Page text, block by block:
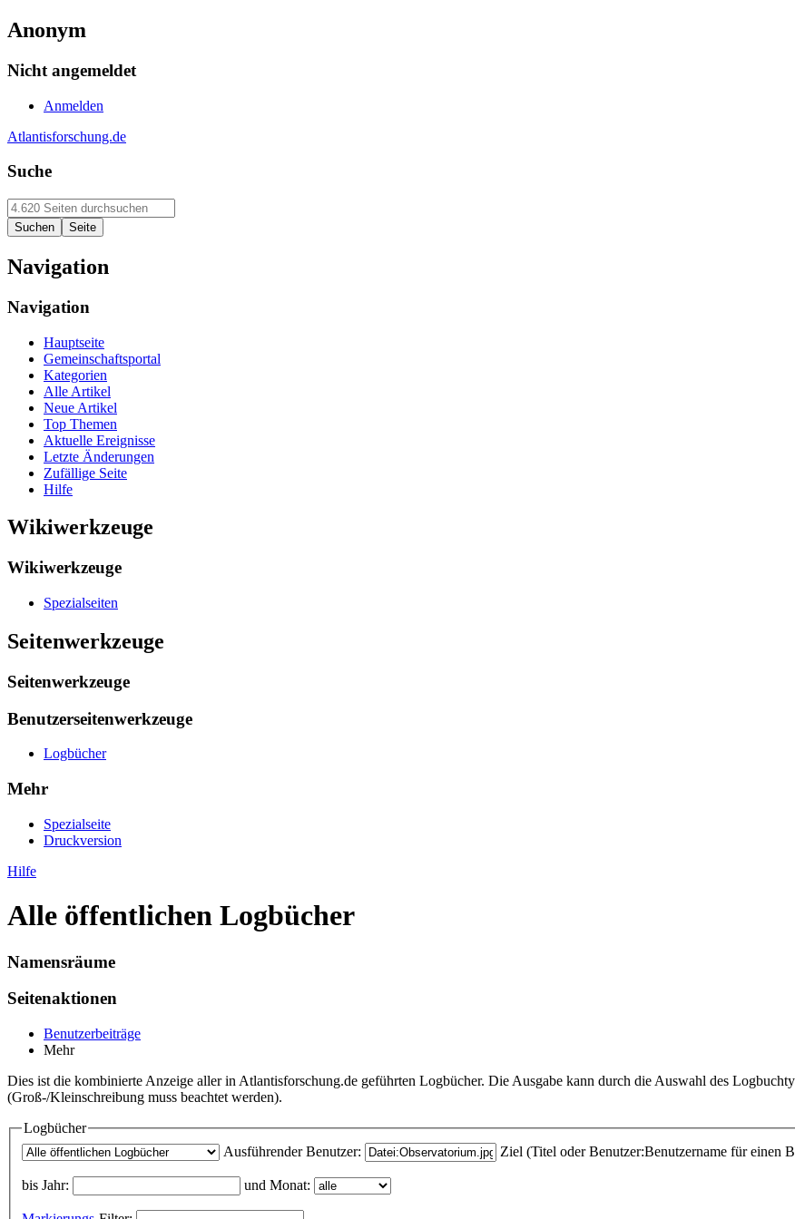
Anonym
Nicht angemeldet
Anmelden
Atlantisforschung.de
Suche
Navigation
Navigation
Hauptseite
Gemeinschaftsportal
Kategorien
Alle Artikel
Neue Artikel
Top Themen
Aktuelle Ereignisse
Letzte Änderungen
Zufällige Seite
Hilfe
Wikiwerkzeuge
Wikiwerkzeuge
Spezialseiten
Seitenwerkzeuge
Seitenwerkzeuge
Benutzerseitenwerkzeuge
Logbücher
Mehr
Spezialseite
Druckversion
Hilfe
Alle öffentlichen Logbücher
Namensräume
Seitenaktionen
Benutzerbeiträge
Mehr
Dies ist die kombinierte Anzeige aller in Atlantisforschung.de geführten Logbücher. Die Ausgabe kann durch die Auswahl des
(Groß-/Kleinschreibung muss beachtet werden).
Logbücher
Ausführender Benutzer:
Ziel (Titel oder Benutzer:Benutzername für einen
bis Jahr: und Monat: